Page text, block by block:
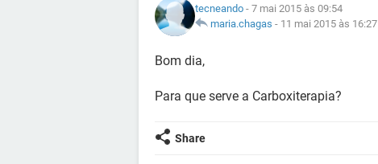
tecneando - 7 mai 2015 às 09:54
maria.chagas - 11 mai 2015 às 16:27
Bom dia,
Para que serve a Carboxiterapia?
Share